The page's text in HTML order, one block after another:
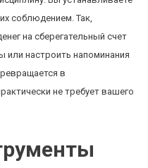
соблюдением. Так,
на сберегательный счет
или настроить напоминания
в
не требует вашего